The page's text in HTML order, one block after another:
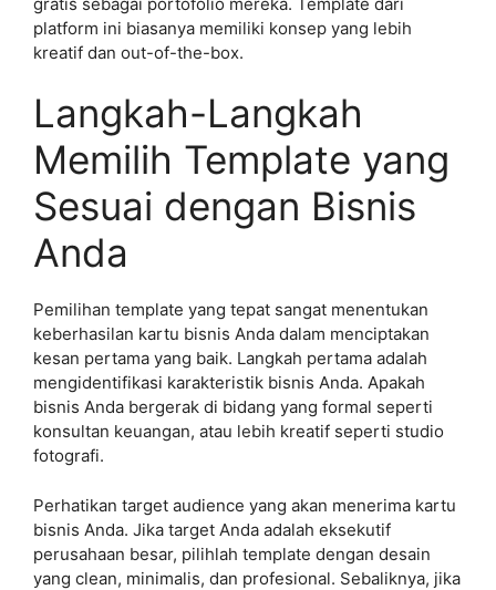
platform ini biasanya memiliki konsep yang lebih
kreatif dan out-of-the-box.
Langkah-Langkah
Memilih Template yang
Sesuai dengan Bisnis
Anda
Pemilihan template yang tepat sangat menentukan
keberhasilan kartu bisnis Anda dalam menciptakan
kesan pertama yang baik. Langkah pertama adalah
mengidentifikasi karakteristik bisnis Anda. Apakah
bisnis Anda bergerak di bidang yang formal seperti
konsultan keuangan, atau lebih kreatif seperti studio
fotografi.
Perhatikan target audience yang akan menerima kartu
bisnis Anda. Jika target Anda adalah eksekutif
perusahaan besar, pilihlah template dengan desain
yang clean, minimalis, dan profesional. Sebaliknya, jika